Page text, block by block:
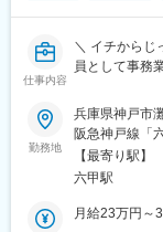
仕事内容
＼ イチからじ
員として事務
勤務地
兵庫県神戸市
阪急神戸線「
【最寄り駅】
六甲駅
月給23万円～